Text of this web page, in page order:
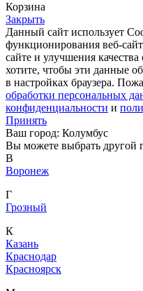
Корзина
Закрыть
Данный сайт использует
функционирования веб-
сайте и улучшения
хотите, чтобы эти данные
в настройках браузера.
обработки персональных
конфиденциальности и
Принять
Ваш город: Колумбус
Вы можете выбрать другой
В
Воронеж
Г
Грозный
К
Казань
Краснодар
Красноярск